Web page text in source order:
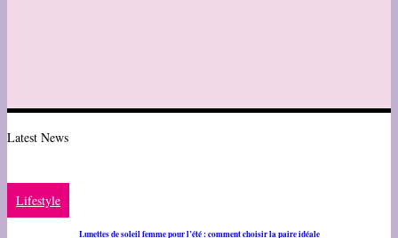
Latest News
Lifestyle
Lunettes de soleil femme pour l’été : comment choisir la paire idéale